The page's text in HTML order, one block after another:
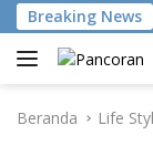
Langsung
ke
konten
Breaking News
AI, BRMS
Beranda Life